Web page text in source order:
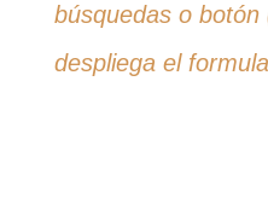
búsquedas o botón
despliega el